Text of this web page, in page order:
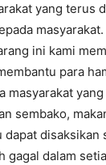
yang terus
ini kami
para
masyarakat
sembako,
dapat disaksikan
gagal dalam